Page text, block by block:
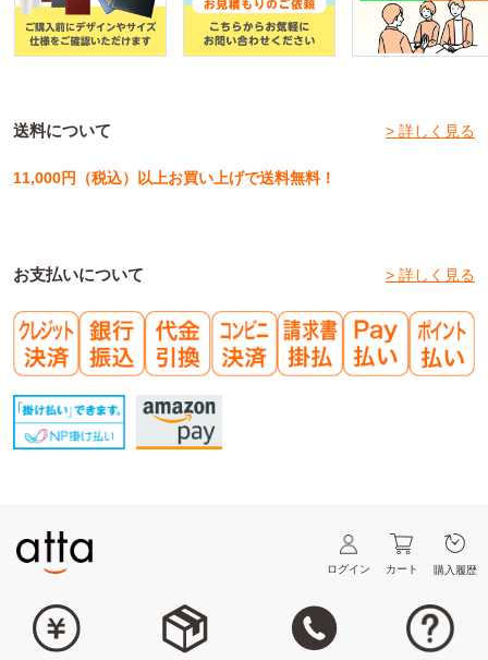
送料について > 詳しく見る
11,000円（税込）以上お買い上げで送料無料！
お支払いについて > 詳しく見る
ログイン カート 購入履歴